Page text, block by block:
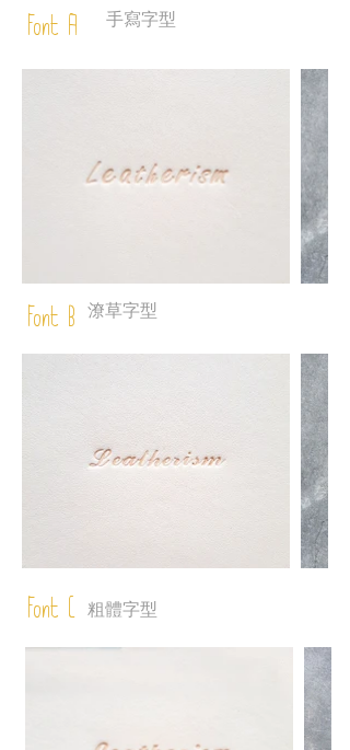
Font A 手寫字型
Font B 潦草字型
Font C 粗體字型